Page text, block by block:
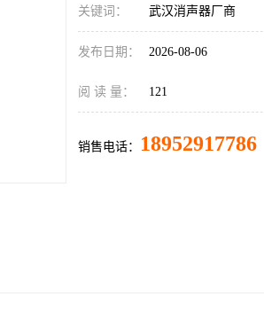
关键词： 武汉消声器厂商
发布日期： 2026-08-06
阅 读 量： 121
销售电话： 18952917786